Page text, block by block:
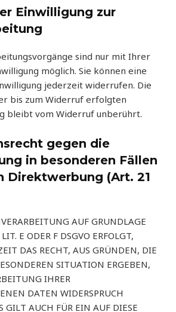
Einwilligung zur
sind nur mit Ihrer
möglich. Sie können eine
jederzeit widerrufen. Die
bis zum Widerruf erfolgten
bleibt vom Widerruf unberührt.
gegen die
in besonderen Fällen
Direktwerbung (Art. 21
AUF GRUNDLAGE
E ODER F DSGVO ERFOLGT,
DAS RECHT, AUS GRÜNDEN, DIE
SITUATION ERGEBEN,
IHRER
DATEN WIDERSPRUCH
GILT AUCH FÜR EIN AUF DIESE